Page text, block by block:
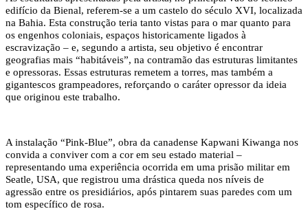
edifício da Bienal, referem-se a um castelo do século XVI, localizada
na Bahia. Esta construção teria tanto vistas para o mar quanto para
os engenhos coloniais, espaços historicamente ligados à
escravização – e, segundo a artista, seu objetivo é encontrar
geografias mais “habitáveis”, na contramão das estruturas limitantes
e opressoras. Essas estruturas remetem a torres, mas também a
gigantescos grampeadores, reforçando o caráter opressor da ideia
que originou este trabalho.
A instalação “Pink-Blue”, obra da canadense Kapwani Kiwanga nos
convida a conviver com a cor em seu estado material –
representando uma experiência ocorrida em uma prisão militar em
Seatle, USA, que registrou uma drástica queda nos níveis de
agressão entre os presidiários, após pintarem suas paredes com um
tom específico de rosa.